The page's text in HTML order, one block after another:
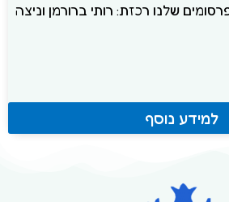
שלנו רכזת: רותי ברורמן וניצה
למידע נוסף